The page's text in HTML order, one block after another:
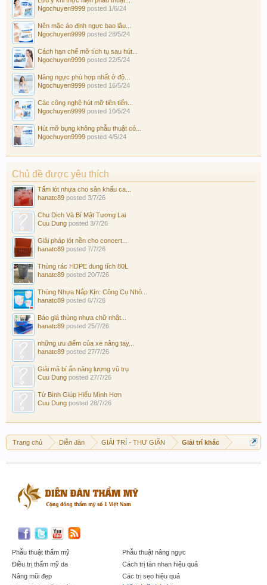
Ngochuyen9999 posted 1/6/24
Nên mặc áo định ngực bao lâu...
Ngochuyen9999 posted 28/5/24
Cách hạn chế mỡ tích tụ sau hút...
Ngochuyen9999 posted 22/5/24
Nâng ngực phù hợp nhất ở độ...
Ngochuyen9999 posted 16/5/24
Các công nghệ hút mỡ tiên tiến...
Ngochuyen9999 posted 10/5/24
Hút mỡ bụng không phẫu thuật có...
Ngochuyen9999 posted 4/5/24
Chủ đề được yêu thích
Tấm lót nhựa cho sân khấu ca...
hanatc89 posted 3/7/26
Chu Dịch Và Bí Mật Tương Lai
Cuu Dung posted 3/7/26
Giải pháp lót nền cho concert...
hanatc89 posted 7/7/26
Thùng rác HDPE dung tích 80L
hanatc89 posted 20/7/26
Thùng Nhựa Nắp Kín: Công Cụ Nhỏ...
hanatc89 posted 6/7/26
Báo giá thùng nhựa chữ nhật...
hanatc89 posted 25/7/26
những ưu điểm của xe nâng tay...
hanatc89 posted 27/7/26
Giải mã bí ẩn năng lượng vũ trụ
Cuu Dung posted 27/7/26
Tử Bình Giúp Hiểu Mình Hơn
Cuu Dung posted 28/7/26
Trang chủ Diễn đàn GIẢI TRÍ - THƯ GIÃN Giải trí khác
Phẫu thuật thẩm mỹ
Điều trị thẩm mỹ da
Nâng mũi đẹp
Phẫu thuật nâng ngực
Cách trị tàn nhan hiệu quả
Các trị sẹo hiệu quả